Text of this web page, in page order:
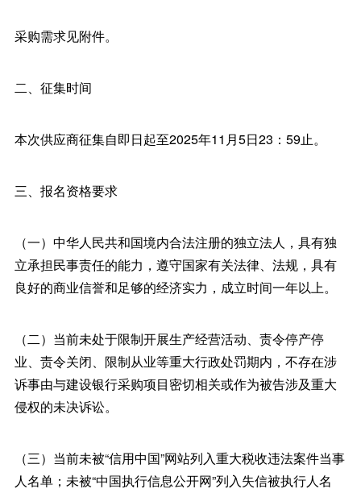
采购需求见附件。
二、征集时间
本次供应商征集自即日起至2025年11月5日23：59止。
三、报名资格要求
（一）中华人民共和国境内合法注册的独立法人，具有独
立承担民事责任的能力，遵守国家有关法律、法规，具有
良好的商业信誉和足够的经济实力，成立时间一年以上。
（二）当前未处于限制开展生产经营活动、责令停产停
业、责令关闭、限制从业等重大行政处罚期内，不存在涉
诉事由与建设银行采购项目密切相关或作为被告涉及重大
侵权的未决诉讼。
（三）当前未被“信用中国”网站列入重大税收违法案件当事
人名单；未被“中国执行信息公开网”列入失信被执行人名